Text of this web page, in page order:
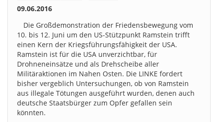
09.06.2016
Die Großdemonstration der Friedensbewegung vom
10. bis 12. Juni um den US-Stützpunkt Ramstein trifft
einen Kern der Kriegsführungsfähigkeit der USA.
Ramstein ist für die USA unverzichtbar, für
Drohneneinsätze und als Drehscheibe aller
Militäraktionen im Nahen Osten. Die LINKE fordert
bisher vergeblich Untersuchungen, ob von Ramstein
aus illegale Tötungen ausgeführt wurden, denen auch
deutsche Staatsbürger zum Opfer gefallen sein
könnten.